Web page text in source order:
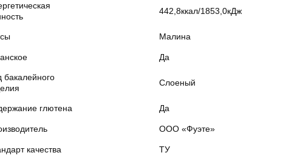
442,8ккал/1853,0кДж
Малина
Да
бакалейного
Слоеный
глютена Да
ООО «Фуэте»
качества ТУ